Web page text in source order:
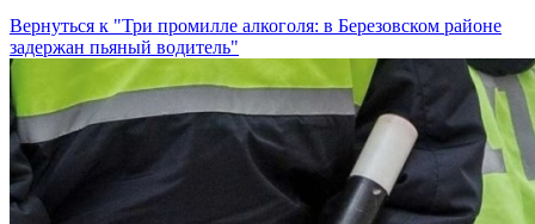
Вернуться к "Три промилле алкоголя: в Березовском районе
задержан пьяный водитель"